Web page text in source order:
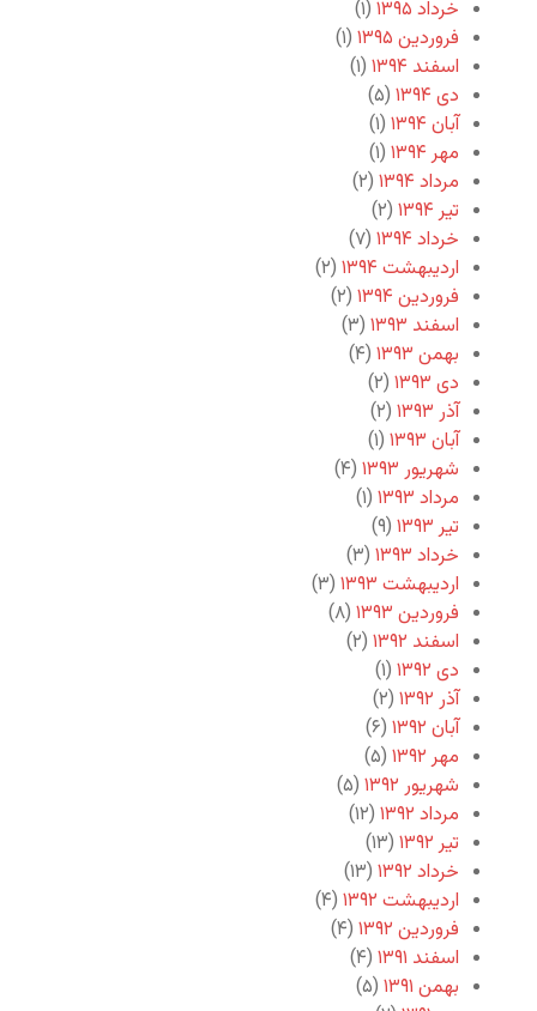
خرداد ۱۳۹۵
(۱)
فروردین ۱۳۹۵
(۱)
اسفند ۱۳۹۴
(۱)
دی ۱۳۹۴
(۵)
آبان ۱۳۹۴
(۱)
مهر ۱۳۹۴
(۱)
مرداد ۱۳۹۴
(۲)
تیر ۱۳۹۴
(۲)
خرداد ۱۳۹۴
(۷)
اردیبهشت ۱۳۹۴
(۲)
فروردین ۱۳۹۴
(۲)
اسفند ۱۳۹۳
(۳)
بهمن ۱۳۹۳
(۴)
دی ۱۳۹۳
(۲)
آذر ۱۳۹۳
(۲)
آبان ۱۳۹۳
(۱)
شهریور ۱۳۹۳
(۴)
مرداد ۱۳۹۳
(۱)
تیر ۱۳۹۳
(۹)
خرداد ۱۳۹۳
(۳)
اردیبهشت ۱۳۹۳
(۳)
فروردین ۱۳۹۳
(۸)
اسفند ۱۳۹۲
(۲)
دی ۱۳۹۲
(۱)
آذر ۱۳۹۲
(۲)
آبان ۱۳۹۲
(۶)
مهر ۱۳۹۲
(۵)
شهریور ۱۳۹۲
(۵)
مرداد ۱۳۹۲
(۱۲)
تیر ۱۳۹۲
(۱۳)
خرداد ۱۳۹۲
(۱۳)
اردیبهشت ۱۳۹۲
(۴)
فروردین ۱۳۹۲
(۴)
اسفند ۱۳۹۱
(۴)
بهمن ۱۳۹۱
(۵)